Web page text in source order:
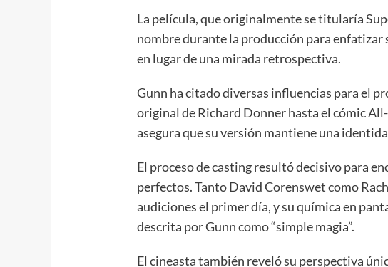
La película, que originalmente se titularía
nombre durante la producción para
en lugar de una mirada retrospectiva.
Gunn ha citado diversas influencias para el
original de Richard Donner hasta el cómic
asegura que su versión mantiene una
El proceso de casting resultó decisivo para
perfectos. Tanto David Corenswet como
audiciones el primer día, y su química en
descrita por Gunn como “simple magia”.
El cineasta también reveló su perspectiva